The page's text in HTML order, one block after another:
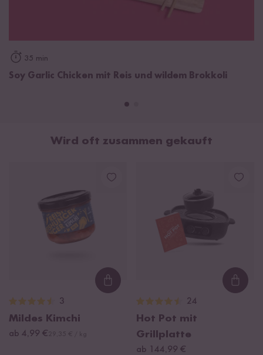
Stabilisator (Xanthan).
35 min
Soy Garlic Chicken mit Reis und wildem Brokkoli
Wird oft zusammen gekauft
Loading...
3
Mildes Kimchi
ab 4,99 €
24
Hot Pot mit
Grillplatte
ab 144,99 €